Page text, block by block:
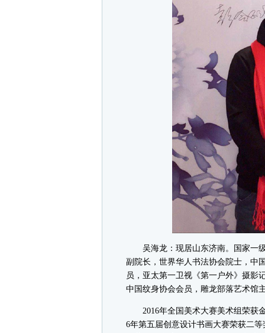
吴海龙：现居山东济南。国家一级
副院长，世界华人书法协会院士，中
员，亚太第一卫视《第一户外》摄影
中国纹身协会会员，雕龙部落艺术馆
2016年全国美术大赛美术组荣获金
6年第五届创意设计书画大赛荣获二